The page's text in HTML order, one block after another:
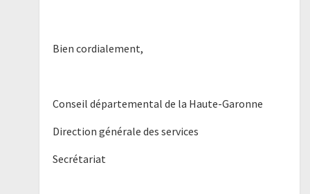
Bien cordialement,
Conseil départemental de la Haute-Garonne
Direction générale des services
Secrétariat